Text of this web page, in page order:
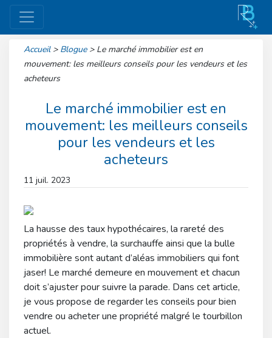
Accueil > Blogue > Le marché immobilier est en
mouvement: les meilleurs conseils pour les vendeurs et les
acheteurs
Le marché immobilier est en
mouvement: les meilleurs conseils
pour les vendeurs et les
acheteurs
11 juil. 2023
La hausse des taux hypothécaires, la rareté des
propriétés à vendre, la surchauffe ainsi que la bulle
immobilière sont autant d’aléas immobiliers qui font
jaser! Le marché demeure en mouvement et chacun
doit s’ajuster pour suivre la parade. Dans cet article,
je vous propose de regarder les conseils pour bien
vendre ou acheter une propriété malgré le tourbillon
actuel.